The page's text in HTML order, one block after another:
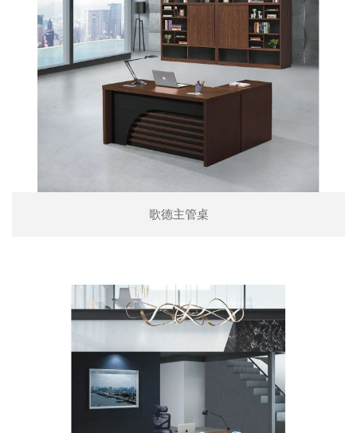
歌德主管桌